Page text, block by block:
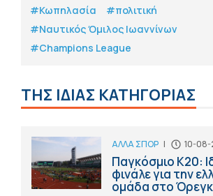
#Κωπηλασία
#πολιτική
#Ναυτικός Όμιλος Ιωαννίνων
#Champions League
ΤΗΣ ΙΔΙΑΣ ΚΑΤΗΓΟΡΙΑΣ
ΑΛΛΑ ΣΠΟΡ | 10-
Παγκόσμιο Κ20:
φινάλε για την
ομάδα στο